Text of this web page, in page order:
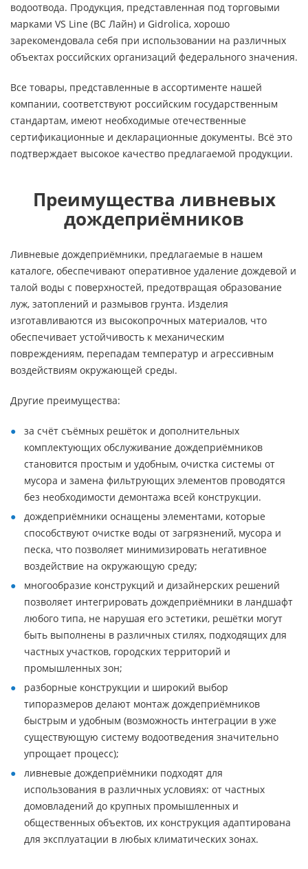
водоотвода. Продукция, представленная под торговыми
марками VS Line (ВС Лайн) и Gidrolica, хорошо
зарекомендовала себя при использовании на различных
объектах российских организаций федерального значения.
Все товары, представленные в ассортименте нашей
компании, соответствуют российским государственным
стандартам, имеют необходимые отечественные
сертификационные и декларационные документы. Всё это
подтверждает высокое качество предлагаемой продукции.
Преимущества ливневых
дождеприёмников
Ливневые дождеприёмники, предлагаемые в нашем
каталоге, обеспечивают оперативное удаление дождевой и
талой воды с поверхностей, предотвращая образование
луж, затоплений и размывов грунта. Изделия
изготавливаются из высокопрочных материалов, что
обеспечивает устойчивость к механическим
повреждениям, перепадам температур и агрессивным
воздействиям окружающей среды.
Другие преимущества:
за счёт съёмных решёток и дополнительных
комплектующих обслуживание дождеприёмников
становится простым и удобным, очистка системы от
мусора и замена фильтрующих элементов проводятся
без необходимости демонтажа всей конструкции.
дождеприёмники оснащены элементами, которые
способствуют очистке воды от загрязнений, мусора и
песка, что позволяет минимизировать негативное
воздействие на окружающую среду;
многообразие конструкций и дизайнерских решений
позволяет интегрировать дождеприёмники в ландшафт
любого типа, не нарушая его эстетики, решётки могут
быть выполнены в различных стилях, подходящих для
частных участков, городских территорий и
промышленных зон;
разборные конструкции и широкий выбор
типоразмеров делают монтаж дождеприёмников
быстрым и удобным (возможность интеграции в уже
существующую систему водоотведения значительно
упрощает процесс);
ливневые дождеприёмники подходят для
использования в различных условиях: от частных
домовладений до крупных промышленных и
общественных объектов, их конструкция адаптирована
для эксплуатации в любых климатических зонах.